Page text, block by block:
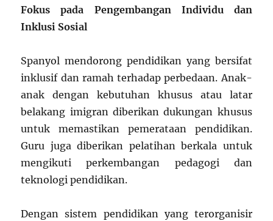
Fokus pada Pengembangan Individu dan
Inklusi Sosial
Spanyol mendorong pendidikan yang bersifat
inklusif dan ramah terhadap perbedaan. Anak-
anak dengan kebutuhan khusus atau latar
belakang imigran diberikan dukungan khusus
untuk memastikan pemerataan pendidikan.
Guru juga diberikan pelatihan berkala untuk
mengikuti perkembangan pedagogi dan
teknologi pendidikan.
Dengan sistem pendidikan yang terorganisir